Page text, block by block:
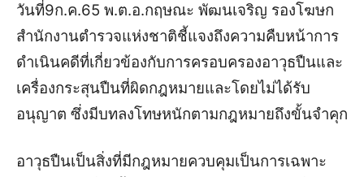
วันที่9ก.ค.65 พ.ต.อ.กฤษณะ พัฒนเจริญ รองโฆษก
สำนักงานตำรวจแห่งชาติชี้แจงถึงความคืบหน้าการ
ดำเนินคดีที่เกี่ยวข้องกับการครอบครองอาวุธปืนและ
เครื่องกระสุนปืนที่ผิดกฎหมายและโดยไม่ได้รับ
อนุญาต ซึ่งมีบทลงโทษหนักตามกฎหมายถึงขั้นจำคุก
อาวุธปืนเป็นสิ่งที่มีกฎหมายควบคุมเป็นการเฉพาะ